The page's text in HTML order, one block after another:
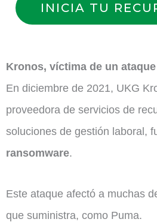
INICIA TU
Kronos, víctima de un
En diciembre de 2021, UKG
proveedora de servicios de
soluciones de gestión laboral,
ransomware.
Este ataque afectó a muchas
que suministra, como Puma.